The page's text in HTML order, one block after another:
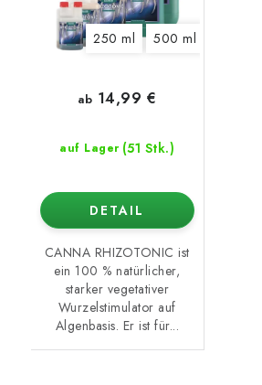
250 ml 500 ml
auf Lager (51 Stk.)
ab 14,99 €
DETAIL
CANNA RHIZOTONIC ist
ein 100 % natürlicher,
starker vegetativer
Wurzelstimulator auf
Algenbasis. Er ist für...